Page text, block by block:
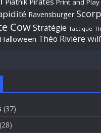
Print and Play
Ravensburger
Cow Stratégie Tactique
Théo Rivière
(37)
(28)